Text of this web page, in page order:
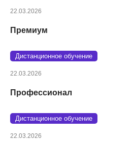
22.03.2026
Премиум
Дистанционное обучение
22.03.2026
Профессионал
Дистанционное обучение
22.03.2026